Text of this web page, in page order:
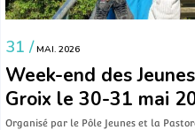
31 / MAI. 2026
Week-end des
Groix le 30-31 mai
Organisé par le Pôle Jeunes et la